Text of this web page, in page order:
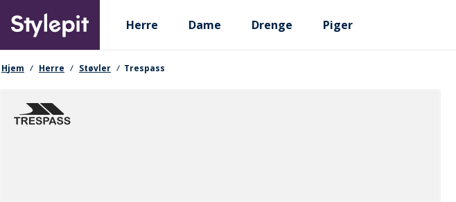
main
content
Primary departments
Herre Dame Drenge Piger
navigationssti
Hjem Herre Støvler Trespass